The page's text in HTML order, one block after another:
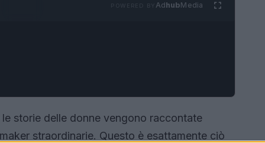
AdhubMedia
storie delle donne vengono raccontate
straordinarie. Questo è esattamente ciò